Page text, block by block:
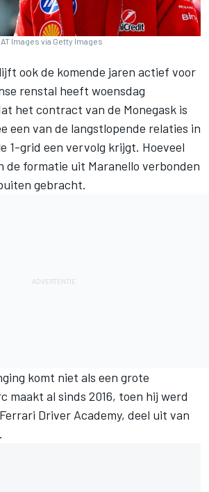
Images via Getty Images
ook de komende jaren actief voor
renstal heeft woensdag
het contract van de Monegask is
een van de langstlopende relaties in
1-grid een vervolg krijgt. Hoeveel
de formatie uit Maranello verbonden
gebracht.
komt niet als een grote
maakt al sinds 2016, toen hij werd
Driver Academy, deel uit van